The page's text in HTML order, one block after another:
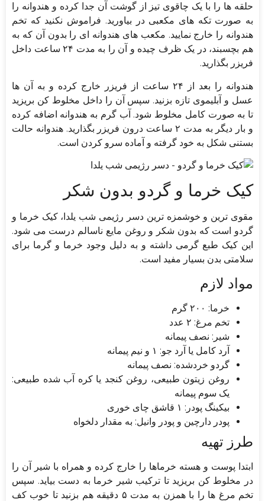
حلقه ها را با یک چاقوی تیز از گوشت آن جدا کرده و هندوانه را
به صورت تکه های مکعبی در بیاورید. فراموش نکنید که تخم
هندوانه را خارج نمایید. مکعب های هندوانه ای را بدون آن که به
هم بچسبند، در یک ظرف چیده و آن را به مدت ۲۴ ساعت داخل
فریزر بگذارید.
هندوانه را بعد از ۲۴ ساعت از فریزر خارج کرده و به آن ها
عسل و آبلیموی تازه بزنید. سپس آن را داخل مخلوط کن بریزید
تا به صورت کامل مخلوط شود. آب گرم به هندوانه اضافه کرده
و بار دیگر به مدت ۲ ساعت درون فریزر بگذارید. هندوانه حالت
بستنی شکل به خود گرفته و آماده سرو کردن است.
کیک خرما و گردو بدون شکر
مقوی ترین و خوشمزه ترین دسر رژیمی شب یلدا، کیک خرما و
گردو است که بدون شکر و روغن مایع ناسالم درست می شود.
این کیک طبع گرمی داشته و به دلیل وجود خرما و گرما برای
سلامتی بدن بسیار مفید است.
مواد لازم
خرما: ۲۰۰ گرم
تخم مرغ: ۲ عدد
شیر: نصف پیمانه
آرد کامل یا آرد جو: ۱ و نیم پیمانه
گردو خردشده: نصف پیمانه
روغن زیتون طبیعی، روغن کنجد یا کره آب شده طبیعی:
یک سوم پیمانه
بیکینگ پودر: ۱ قاشق چای خوری
پودر دارچین و پودر وانیل: به مقدار دلخواه
طرز تهیه
ابتدا پوست و هسته خرماها را خارج کرده و همراه با شیر آن را
در مخلوط کن بریزید تا ترکیب شیر خرما به دست بیاید. سپس
تخم مرغ ها را با همزن به مدت ۵ دقیقه هم بزنید تا خوب کف